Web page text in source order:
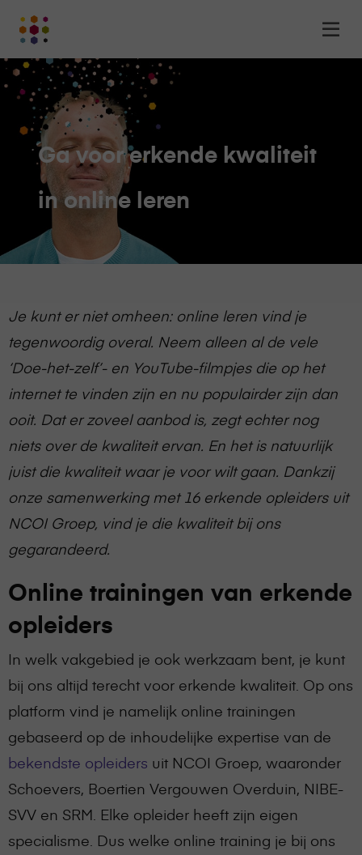
-
het
online
leerplatform
voor
organisaties
Logo
Ga voor erkende kwaliteit
in online leren
Je kunt er niet omheen: online leren vind je
tegenwoordig overal. Neem alleen al de vele
‘Doe-het-zelf’- en YouTube-filmpjes die op het
internet te vinden zijn en nu populairder zijn dan
ooit. Dat er zoveel aanbod is, zegt echter nog
niets over de kwaliteit ervan. En het is natuurlijk
juist die kwaliteit waar je voor wilt gaan. Dankzij
onze samenwerking met 16 erkende opleiders uit
NCOI Groep, vind je die kwaliteit bij ons
gegarandeerd.
Online trainingen van erkende
opleiders
In welk vakgebied je ook werkzaam bent, je kunt
bij ons altijd terecht voor erkende kwaliteit. Op ons
platform vind je namelijk online trainingen
gebaseerd op de inhoudelijke expertise van de
bekendste opleiders uit NCOI Groep, waaronder
Schoevers, Boertien Vergouwen Overduin, NIBE-
SVV en SRM. Elke opleider heeft zijn eigen
specialisme. Dus welke online training je bij ons